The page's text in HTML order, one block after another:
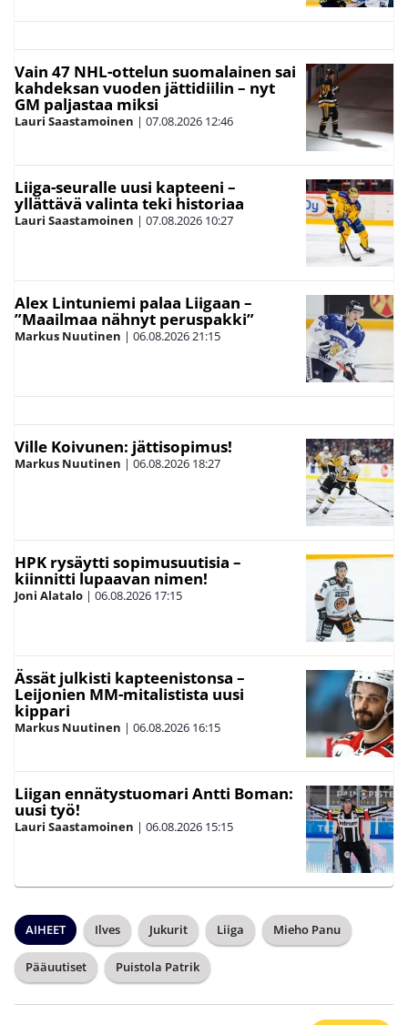
Vain 47 NHL-ottelun suomalainen sai
kahdeksan vuoden jättidiilin – nyt
GM paljastaa miksi
Lauri Saastamoinen | 07.08.2026 12:46
Liiga-seuralle uusi kapteeni –
yllättävä valinta teki historiaa
Lauri Saastamoinen | 07.08.2026 10:27
Alex Lintuniemi palaa Liigaan –
”Maailmaa nähnyt peruspakki”
Markus Nuutinen | 06.08.202621:15
Ville Koivunen: jättisopimus!
Markus Nuutinen | 06.08.2026 18:27
HPK rysäytti sopimusuutisia –
kiinnitti lupaavan nimen!
Joni Alatalo | 06.08.2026 17:15
Ässät julkisti kapteenistonsa –
Leijonien MM-mitalistista uusi
kippari
Markus Nuutinen | 06.08.2026 16:15
Liigan ennätystuomari Antti Boman:
uusi työ!
Lauri Saastamoinen | 06.08.2026 15:15
AIHEET Ilves Jukurit Liiga Mieho Panu
Pääuutiset Puistola Patrik